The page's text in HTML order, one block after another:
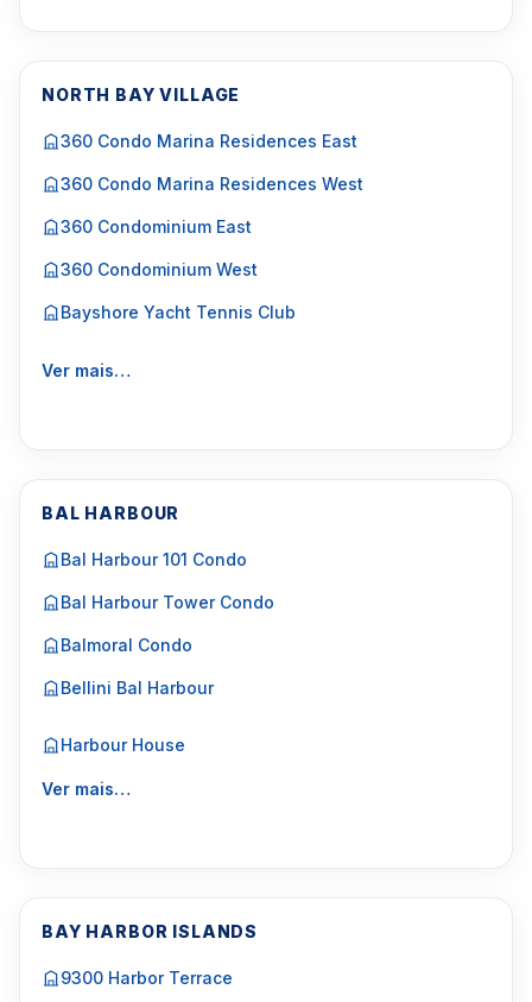
NORTH BAY VILLAGE
360 Condo Marina Residences East
360 Condo Marina Residences West
360 Condominium East
360 Condominium West
Bayshore Yacht Tennis Club
Ver mais…
BAL HARBOUR
Bal Harbour 101 Condo
Bal Harbour Tower Condo
Balmoral Condo
Bellini Bal Harbour
Harbour House
Ver mais…
BAY HARBOR ISLANDS
9300 Harbor Terrace